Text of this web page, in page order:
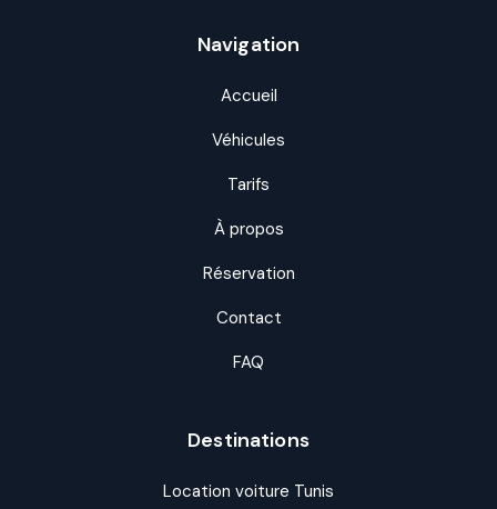
Navigation
Accueil
Véhicules
Tarifs
À propos
Réservation
Contact
FAQ
Destinations
Location voiture Tunis